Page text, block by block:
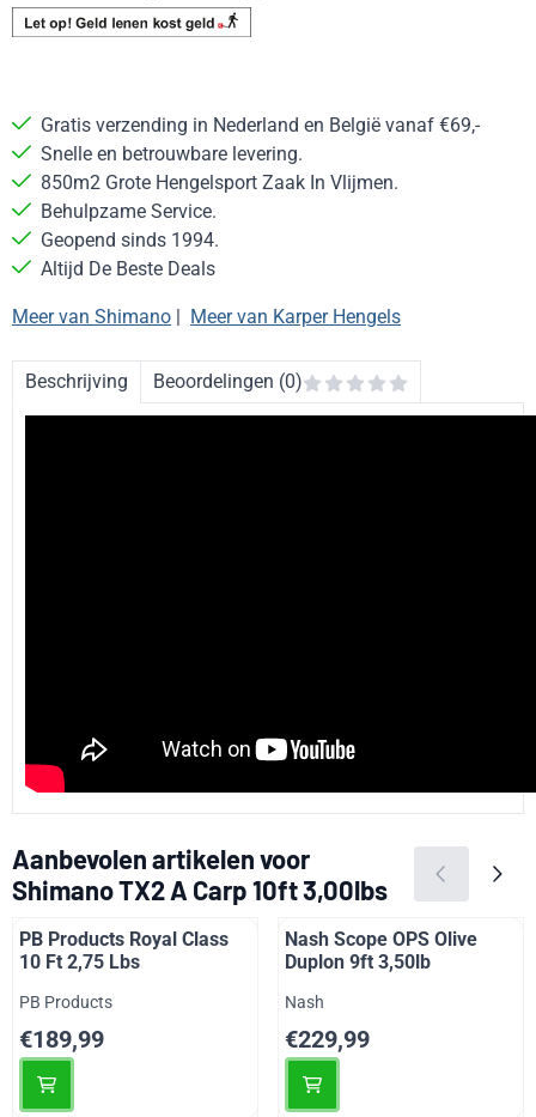
Gratis verzending in Nederland en België vanaf €69,-
Snelle en betrouwbare levering.
850m2 Grote Hengelsport Zaak In Vlijmen.
Behulpzame Service.
Geopend sinds 1994.
Altijd De Beste Deals
Meer van Shimano | Meer van Karper Hengels
Beschrijving Beoordelingen (0)
Aanbevolen artikelen voor
Shimano TX2 A Carp 10ft 3,00lbs
PB Products Royal Class
10 Ft 2,75 Lbs
Merk:
PB Products
Prijs: 189,99
€189,99
Nash Scope OPS Olive
Duplon 9ft 3,50lb
Merk:
Nash
Prijs: 229,99
€229,99